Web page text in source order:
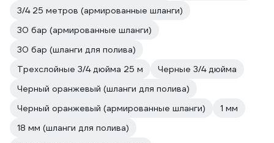
3/4 25 метров (армированные шланги)
30 бар (армированные шланги)
30 бар (шланги для полива)
Трехслойные 3/4 дюйма 25 м
Черные 3/4 дюйма
Черный оранжевый (шланги для полива)
Черный оранжевый (армированные шланги)
1 мм
18 мм (шланги для полива)